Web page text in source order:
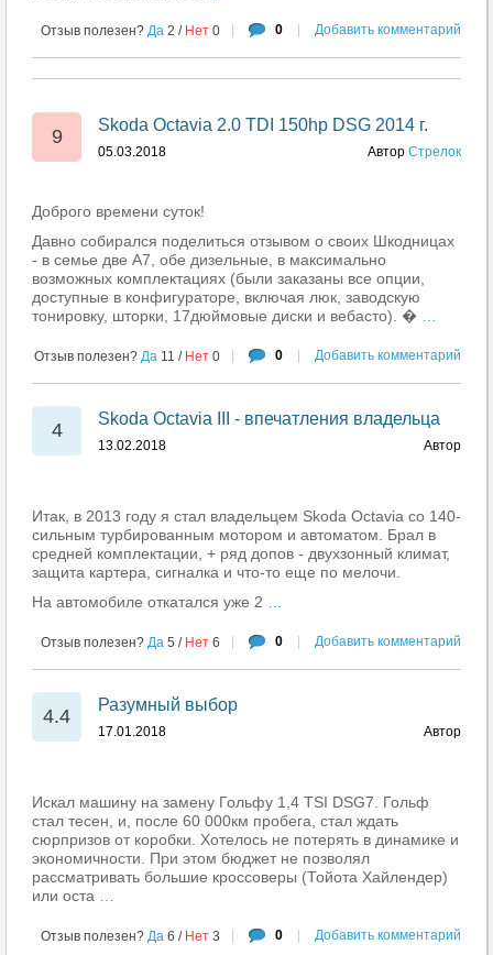
0 Добавить комментарий
Отзыв полезен? Да 2 / Нет 0
9
Skoda Octavia 2.0 TDI 150hp DSG 2014 г.
Автор Стрелок
05.03.2018
Доброго времени суток!
Давно собирался поделиться отзывом о своих Шкодницах
- в семье две А7, обе дизельные, в максимально
возможных комплектациях (были заказаны все опции,
доступные в конфигураторе, включая люк, заводскую
тонировку, шторки, 17дюймовые диски и вебасто). �
0 Добавить комментарий
Отзыв полезен? Да 11 / Нет 0
4
Skoda Octavia III - впечатления владельца
Автор
13.02.2018
Итак, в 2013 году я стал владельцем Skoda Octavia со 140-
сильным турбированным мотором и автоматом. Брал в
средней комплектации, + ряд допов - двухзонный климат,
защита картера, сигналка и что-то еще по мелочи.
На автомобиле откатался уже 2
0 Добавить комментарий
Отзыв полезен? Да 5 / Нет 6
4.4
Разумный выбор
Автор
17.01.2018
Искал машину на замену Гольфу 1,4 TSI DSG7. Гольф
стал тесен, и, после 60 000км пробега, стал ждать
сюрпризов от коробки. Хотелось не потерять в динамике и
экономичности. При этом бюджет не позволял
рассматривать большие кроссоверы (Тойота Хайлендер)
или оста
0 Добавить комментарий
Отзыв полезен? Да 6 / Нет 3